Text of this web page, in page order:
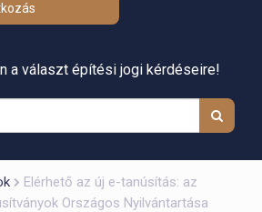
a választ építési jogi kérdéseire!
Elérhető az új e-tanúsítás: az
Országos Nyilvántartása